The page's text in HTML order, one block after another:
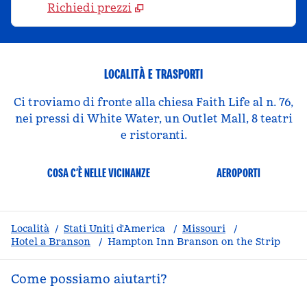
Richiedi prezzi
LOCALITÀ E TRASPORTI
Ci troviamo di fronte alla chiesa Faith Life al n. 76,
nei pressi di White Water, un Outlet Mall, 8 teatri
e ristoranti.
COSA C’È NELLE VICINANZE AEROPORTI
Località / Stati Uniti d'America / Missouri
/
Hotel a Branson
/ Hampton Inn Branson on the Strip
Come possiamo aiutarti?